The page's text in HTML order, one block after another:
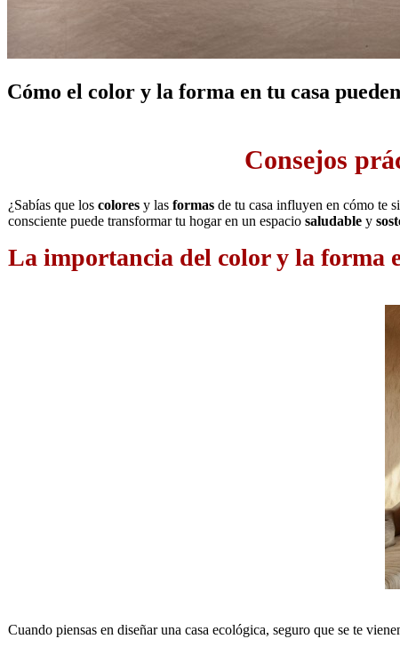
Cómo el color y la forma en tu casa
Consejos
¿Sabías que los colores y las formas de tu casa influyen en cómo te
consciente puede transformar tu hogar en un espacio saludable y
La importancia del color y la forma
Cuando piensas en diseñar una casa ecológica, seguro que se te